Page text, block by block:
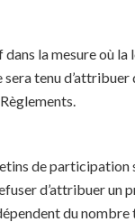
la mesure où la
tenu
de participation
d’attribuer un
du